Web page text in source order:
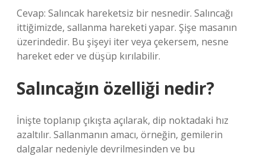
Cevap: Salıncak hareketsiz bir nesnedir. Salıncağı
ittiğimizde, sallanma hareketi yapar. Şişe masanın
üzerindedir. Bu şişeyi iter veya çekersem, nesne
hareket eder ve düşüp kırılabilir.
Salıncağın özelliği nedir?
İnişte toplanıp çıkışta açılarak, dip noktadaki hız
azaltılır. Sallanmanın amacı, örneğin, gemilerin
dalgalar nedeniyle devrilmesinden ve bu